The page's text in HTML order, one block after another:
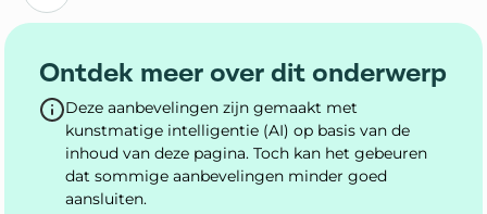
Ontdek meer over dit onderwerp
Deze aanbevelingen zijn gemaakt met
kunstmatige intelligentie (AI) op basis van de
inhoud van deze pagina. Toch kan het gebeuren
dat sommige aanbevelingen minder goed
aansluiten.